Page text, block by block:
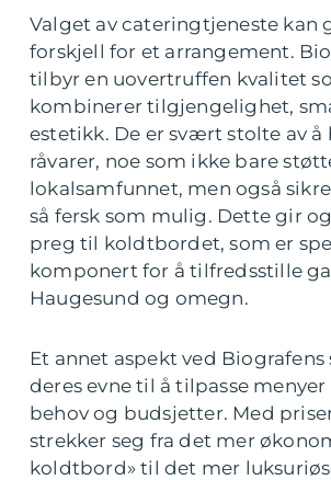
Valget av cateringtjeneste kan
forskjell for et arrangement.
tilbyr en uovertruffen kvalitet
kombinerer tilgjengelighet,
estetikk. De er svært stolte av å
råvarer, noe som ikke bare
lokalsamfunnet, men også
så fersk som mulig. Dette gir
preg til koldtbordet, som er
komponert for å tilfredsstille
Haugesund og omegn.
Et annet aspekt ved Biografens
deres evne til å tilpasse
behov og budsjetter. Med
strekker seg fra det mer
koldtbord» til det mer